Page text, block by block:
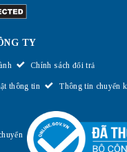
TY
Chính sách đổi trả
thông tin Thông tin chuyển